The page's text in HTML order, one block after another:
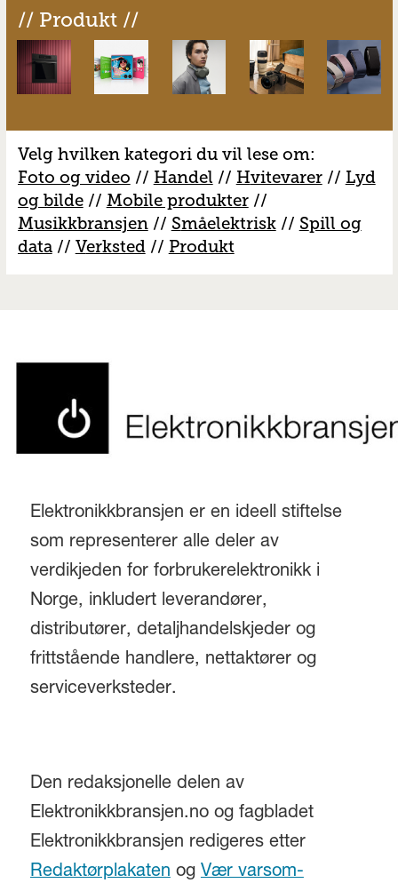
// Produkt //
Velg hvilken kategori du vil lese om:
Foto og video // Handel // Hvitevarer// Lyd
og bilde// Mobile produkter//
Musikkbransjen// Småelektrisk// Spill og
data// Verksted// Produkt
Elektronikkbransjen er en ideell stiftelse
som representerer alle deler av
verdikjeden for forbrukerelektronikk i
Norge, inkludert leverandører,
distributører, detaljhandelskjeder og
frittstående handlere, nettaktører og
serviceverksteder.
Den redaksjonelle delen av
Elektronikkbransjen.no og fagbladet
Elektronikkbransjen redigeres etter
Redaktørplakaten og Vær varsom-